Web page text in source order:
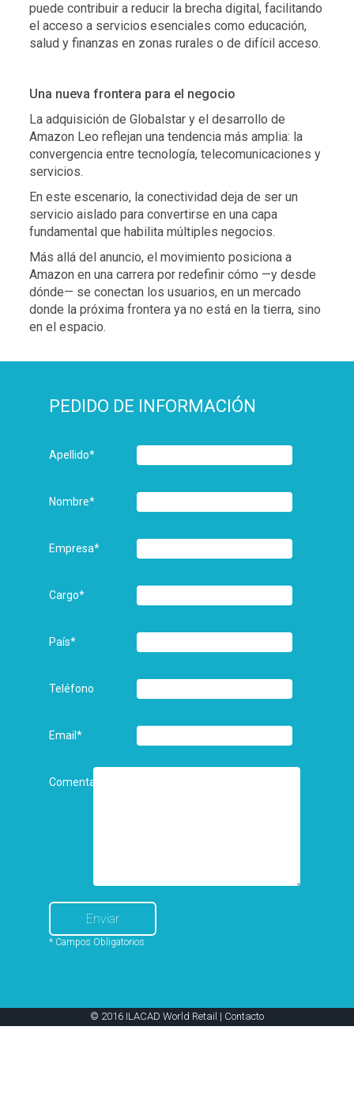
puede contribuir a reducir la brecha digital, facilitando
el acceso a servicios esenciales como educación,
salud y finanzas en zonas rurales o de difícil acceso.
Una nueva frontera para el negocio
La adquisición de Globalstar y el desarrollo de
Amazon Leo reflejan una tendencia más amplia: la
convergencia entre tecnología, telecomunicaciones y
servicios.
En este escenario, la conectividad deja de ser un
servicio aislado para convertirse en una capa
fundamental que habilita múltiples negocios.
Más allá del anuncio, el movimiento posiciona a
Amazon en una carrera por redefinir cómo —y desde
dónde— se conectan los usuarios, en un mercado
donde la próxima frontera ya no está en la tierra, sino
en el espacio.
PEDIDO DE INFORMACIÓN
Apellido*
Nombre*
Empresa*
Cargo*
País*
Teléfono
Email*
Comentarios
* Campos Obligatorios
© 2016 ILACAD World Retail | Contacto